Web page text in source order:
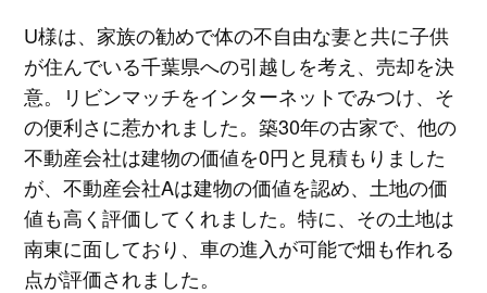
U様は、家族の勧めで体の不自由な妻と共に子供
が住んでいる千葉県への引越しを考え、売却を決
意。リビンマッチをインターネットでみつけ、そ
の便利さに惹かれました。築30年の古家で、他の
不動産会社は建物の価値を0円と見積もりました
が、不動産会社Aは建物の価値を認め、土地の価
値も高く評価してくれました。特に、その土地は
南東に面しており、車の進入が可能で畑も作れる
点が評価されました。